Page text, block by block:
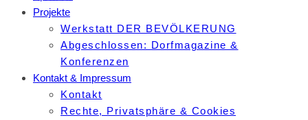
Projekte
Werkstatt DER BEVÖLKERUNG
Abgeschlossen: Dorfmagazine &
Konferenzen
Kontakt & Impressum
Kontakt
Rechte, Privatsphäre & Cookies